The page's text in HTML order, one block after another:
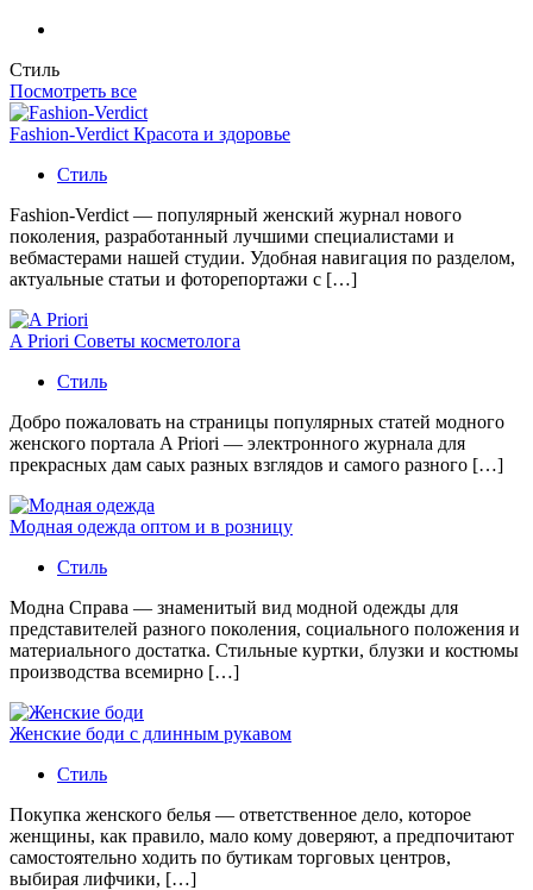
Стиль
Посмотреть все
Fashion-Verdict Красота и здоровье
Стиль
Fashion-Verdict — популярный женский журнал нового
поколения, разработанный лучшими специалистами и
вебмастерами нашей студии. Удобная навигация по разделом,
актуальные статьи и фоторепортажи с […]
A Priori Советы косметолога
Стиль
Добро пожаловать на страницы популярных статей модного
женского портала A Priori — электронного журнала для
прекрасных дам саых разных взглядов и самого разного […]
Модная одежда оптом и в розницу
Стиль
Модна Справа — знаменитый вид модной одежды для
представителей разного поколения, социального положения и
материального достатка. Стильные куртки, блузки и костюмы
производства всемирно […]
Женские боди с длинным рукавом
Стиль
Покупка женского белья — ответственное дело, которое
женщины, как правило, мало кому доверяют, а предпочитают
самостоятельно ходить по бутикам торговых центров,
выбирая лифчики, […]